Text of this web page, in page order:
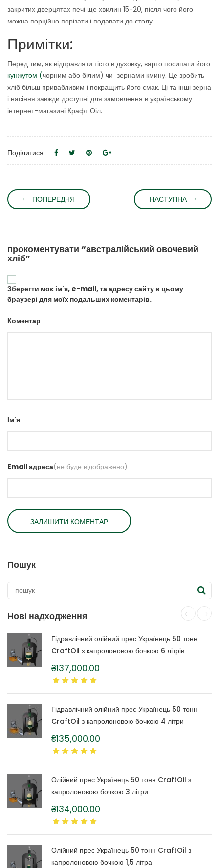
закритих дверцятах печі ще хвилин 15-20, після чого його
можна порційно порізати і подавати до столу.
Примітки:
Перед тим, як відправляти тісто в духовку, варто посипати його
кунжутом (чорним або білим) чи зернами кмину. Це зробить
хліб більш привабливим і покращить його смак. Ці та інші зерна
і насіння завжди доступні для замовлення в українському
інтернет-магазині Крафт Оіл.
Поділитися
ПОПЕРЕДНЯ НАСТУПНА
прокоментувати “австралійський овочевий
хліб”
Зберегти моє ім'я, e-mail, та адресу сайту в цьому
браузері для моїх подальших коментарів.
Коментар
Ім'я
Email адреса(не буде відображено)
Пошук
Нові надходження
Гідравлічний олійний прес Українець 50 тонн
CraftOil з капролоновою бочкою 6 літрів
₴137,000.00
Гідравлічний олійний прес Українець 50 тонн
CraftOil з капролоновою бочкою 4 літри
₴135,000.00
Олійний прес Українець 50 тонн CraftOil з
капролоновою бочкою 3 літри
₴134,000.00
Олійний прес Українець 50 тонн CraftOil з
капролоновою бочкою 1,5 літра